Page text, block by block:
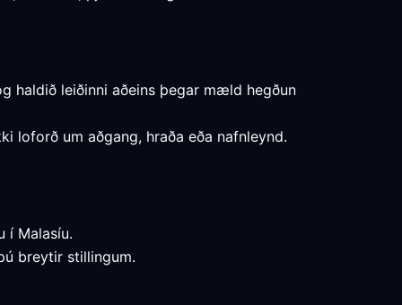
haldið leiðinni aðeins þegar mæld hegðun
loforð um aðgang, hraða eða nafnleynd.
í Malasíu.
breytir stillingum.